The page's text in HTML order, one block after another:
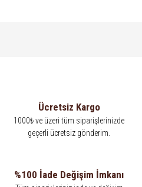
Ücretsiz Kargo
1000₺ ve üzeri tüm siparişlerinizde
geçerli ücretsiz gönderim.
%100 İade Değişim İmkanı